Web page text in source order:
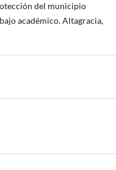
del municipio
académico. Altagracia,